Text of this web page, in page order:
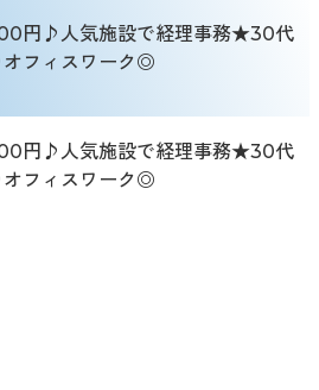
円♪人気施設で経理事務★30代
フィスワーク◎
円♪人気施設で経理事務★30代
フィスワーク◎